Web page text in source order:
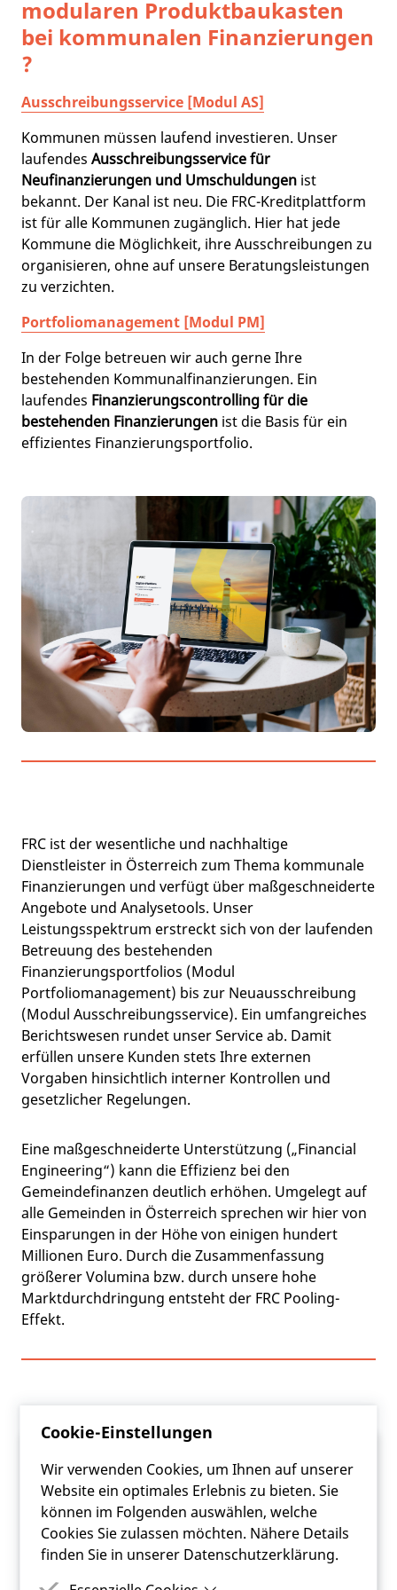
Cookie-Einstellungen
Wir verwenden Cookies, um Ihnen auf unserer
Website ein optimales Erlebnis zu bieten. Sie
können im Folgenden auswählen, welche
Cookies Sie zulassen möchten. Nähere Details
finden Sie in unserer Datenschutzerklärung.
modularen Produktbaukasten
bei kommunalen Finanzierungen
?
Ausschreibungsservice [Modul AS]
Kommunen müssen laufend investieren. Unser
laufendes Ausschreibungsservice für
Neufinanzierungen und Umschuldungen ist
bekannt. Der Kanal ist neu. Die FRC-Kreditplattform
ist für alle Kommunen zugänglich. Hier hat jede
Kommune die Möglichkeit, ihre Ausschreibungen zu
organisieren, ohne auf unsere Beratungsleistungen
zu verzichten.
Portfoliomanagement [Modul PM]
In der Folge betreuen wir auch gerne Ihre
bestehenden Kommunalfinanzierungen. Ein
laufendes Finanzierungscontrolling für die
bestehenden Finanzierungen ist die Basis für ein
effizientes Finanzierungsportfolio.
FRC ist der wesentliche und nachhaltige
Dienstleister in Österreich zum Thema kommunale
Finanzierungen und verfügt über maßgeschneiderte
Angebote und Analysetools. Unser
Leistungsspektrum erstreckt sich von der laufenden
Betreuung des bestehenden
Finanzierungsportfolios (Modul
Portfoliomanagement) bis zur Neuausschreibung
(Modul Ausschreibungsservice). Ein umfangreiches
Berichtswesen rundet unser Service ab. Damit
erfüllen unsere Kunden stets Ihre externen
Vorgaben hinsichtlich interner Kontrollen und
gesetzlicher Regelungen.
Eine maßgeschneiderte Unterstützung („Financial
Engineering“) kann die Effizienz bei den
Gemeindefinanzen deutlich erhöhen. Umgelegt auf
alle Gemeinden in Österreich sprechen wir hier von
Einsparungen in der Höhe von einigen hundert
Millionen Euro. Durch die Zusammenfassung
größerer Volumina bzw. durch unsere hohe
Marktdurchdringung entsteht der FRC Pooling-
Effekt.